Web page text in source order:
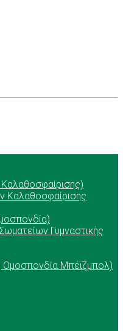
Καλαθοσφαίρισης
Γυμναστικής
Μπέϊζμπολ)